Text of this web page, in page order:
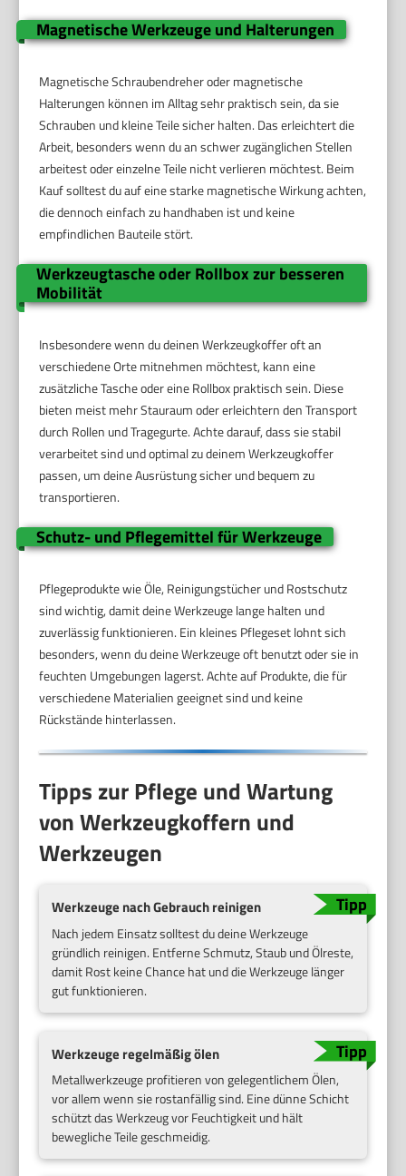
Magnetische Werkzeuge und Halterungen
Magnetische Schraubendreher oder magnetische
Halterungen können im Alltag sehr praktisch sein, da sie
Schrauben und kleine Teile sicher halten. Das erleichtert die
Arbeit, besonders wenn du an schwer zugänglichen Stellen
arbeitest oder einzelne Teile nicht verlieren möchtest. Beim
Kauf solltest du auf eine starke magnetische Wirkung achten,
die dennoch einfach zu handhaben ist und keine
empfindlichen Bauteile stört.
Werkzeugtasche oder Rollbox zur besseren
Mobilität
Insbesondere wenn du deinen Werkzeugkoffer oft an
verschiedene Orte mitnehmen möchtest, kann eine
zusätzliche Tasche oder eine Rollbox praktisch sein. Diese
bieten meist mehr Stauraum oder erleichtern den Transport
durch Rollen und Tragegurte. Achte darauf, dass sie stabil
verarbeitet sind und optimal zu deinem Werkzeugkoffer
passen, um deine Ausrüstung sicher und bequem zu
transportieren.
Schutz- und Pflegemittel für Werkzeuge
Pflegeprodukte wie Öle, Reinigungstücher und Rostschutz
sind wichtig, damit deine Werkzeuge lange halten und
zuverlässig funktionieren. Ein kleines Pflegeset lohnt sich
besonders, wenn du deine Werkzeuge oft benutzt oder sie in
feuchten Umgebungen lagerst. Achte auf Produkte, die für
verschiedene Materialien geeignet sind und keine
Rückstände hinterlassen.
Tipps zur Pflege und Wartung
von Werkzeugkoffern und
Werkzeugen
Werkzeuge nach Gebrauch reinigen
Nach jedem Einsatz solltest du deine Werkzeuge
gründlich reinigen. Entferne Schmutz, Staub und Ölreste,
damit Rost keine Chance hat und die Werkzeuge länger
gut funktionieren.
Werkzeuge regelmäßig ölen
Metallwerkzeuge profitieren von gelegentlichem Ölen,
vor allem wenn sie rostanfällig sind. Eine dünne Schicht
schützt das Werkzeug vor Feuchtigkeit und hält
bewegliche Teile geschmeidig.